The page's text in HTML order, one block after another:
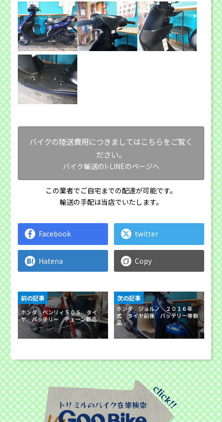
バイクの陸送費用につきましてはこちらをご覧く
ださい。
バイク輸送のI-LINEのページへ
この業者でご自宅までの配達が可能です。
輸送の手配は当店でいたします。
Facebook twitter
Hatena Copy
ホンダ ベンリィ５０Ｓ タイ
ヤ バッテリー チェーン新品
前の記事
ホンダ ジョルノ ２０１６年
式 タイヤ前後 バッテリー等新
品
次の記事